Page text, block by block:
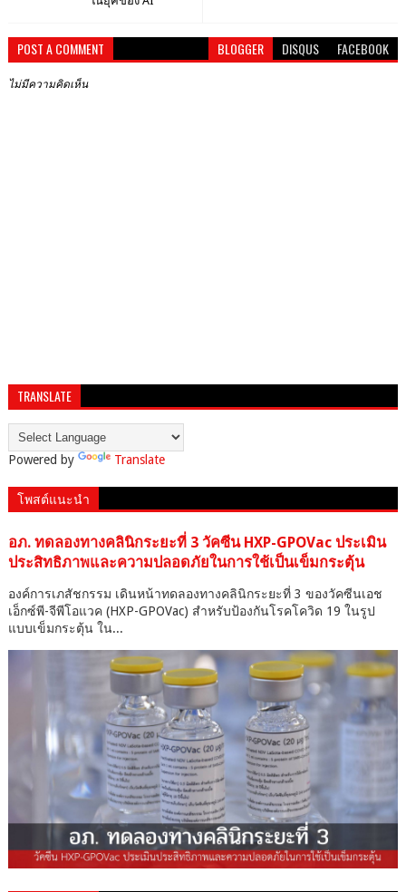
POST A COMMENT BLOGGER DISQUS FACEBOOK
ไม่มีความคิดเห็น
TRANSLATE
Powered by Translate
โพสต์แนะนำ
อภ. ทดลองทางคลินิกระยะที่ 3 วัคซีน HXP-GPOVac ประเมิน
ประสิทธิภาพและความปลอดภัยในการใช้เป็นเข็มกระตุ้น
องค์การเภสัชกรรม เดินหน้าทดลองทางคลินิกระยะที่ 3 ของวัคซีนเอช
เอ็กซ์พี-จีพีโอแวค (HXP-GPOVac) สำหรับป้องกันโรคโควิด 19 ในรูป
แบบเข็มกระตุ้น ใน...